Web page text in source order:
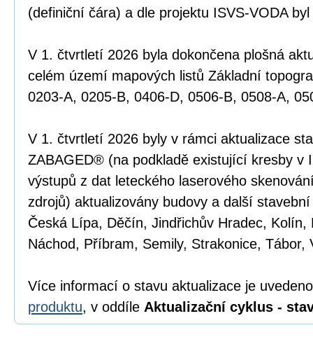
(definiční čára) a dle projektu ISVS-VODA
V 1. čtvrtletí 2026 byla dokončena plošná
celém území mapových listů Základní
0203-A, 0205-B, 0406-D, 0506-B, 0508-A,
V 1. čtvrtletí 2026 byly v rámci aktualizace
ZABAGED® (na podkladě existující kresby v
výstupů z dat leteckého laserového
zdrojů) aktualizovány budovy a další
Česká Lípa, Děčín, Jindřichův Hradec, Kolín,
Náchod, Příbram, Semily, Strakonice, Tábor,
Více informací o stavu aktualizace je
produktu, v oddíle Aktualizační cyklus -